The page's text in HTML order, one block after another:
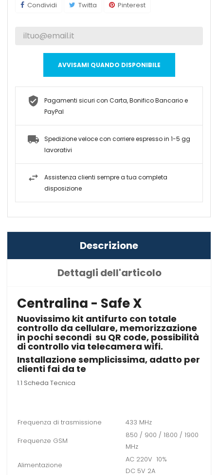
Condividi Twitta Pinterest
AVVISAMI QUANDO DISPONIBILE
Pagamenti sicuri con Carta, Bonifico Bancario e
PayPal
Spedizione veloce con corriere espresso in 1-5 gg
lavorativi
Assistenza clienti sempre a tua completa
disposizione
Descrizione
Dettagli dell'articolo
Centralina - Safe X
Nuovissimo kit antifurto con totale
controllo da cellulare, memorizzazione
in pochi secondi su QR code, possibilità
di controllo via telecamera wifi.
Installazione semplicissima, adatto per
clienti fai da te
1.1 Scheda Tecnica
Frequenza di trasmissione
433 MHz
Frequenze GSM
850 / 900 / 1800 / 1900
MHz
Alimentazione
AC 220V 10%
DC 5V 2A